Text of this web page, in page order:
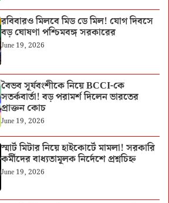
রবিবারও মিলবে মিড ডে মিল! যোগ দিবসে
বড় ঘোষণা পশ্চিমবঙ্গ সরকারের
June 19, 2026
বৈভব সূর্যবংশীকে নিয়ে BCCI-কে
সতর্কবার্তা! বড় পরামর্শ দিলেন ভারতের
প্রাক্তন কোচ
June 19, 2026
স্মার্ট মিটার নিয়ে হাইকোর্টে মামলা! সরকারি
কর্মীদের বাধ্যতামূলক নির্দেশে প্রশ্নচিহ্ন
June 19, 2026